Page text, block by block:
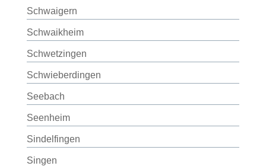
Schwaigern
Schwaikheim
Schwetzingen
Schwieberdingen
Seebach
Seenheim
Sindelfingen
Singen